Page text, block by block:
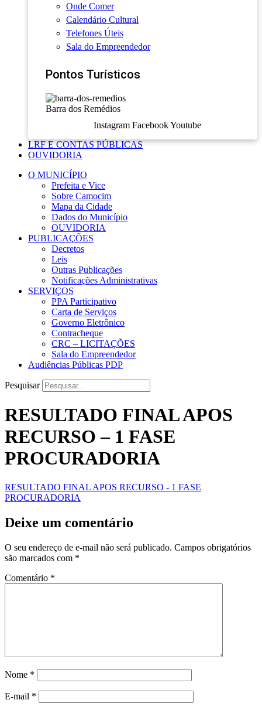
Onde Comer
Calendário Cultural
Telefones Úteis
Sala do Empreendedor
Pontos Turísticos
Barra dos Remédios
Instagram Facebook Youtube
LRF E CONTAS PÚBLICAS
OUVIDORIA
O MUNICÍPIO
Prefeita e Vice
Sobre Camocim
Mapa da Cidade
Dados do Município
OUVIDORIA
PUBLICAÇÕES
Decretos
Leis
Outras Publicações
Notificações Administrativas
SERVIÇOS
PPA Participativo
Carta de Serviços
Governo Eletrônico
Contracheque
CRC – LICITAÇÕES
Sala do Empreendedor
Audiências Públicas PDP
Pesquisar
RESULTADO FINAL APOS
RECURSO – 1 FASE
PROCURADORIA
RESULTADO FINAL APOS RECURSO - 1 FASE
PROCURADORIA
Deixe um comentário
O seu endereço de e-mail não será publicado. Campos obrigatórios
são marcados com *
Comentário *
Nome *
E-mail *